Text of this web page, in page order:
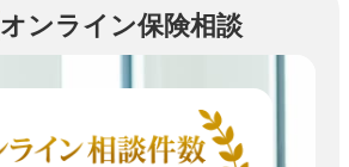
オンライン保険相談